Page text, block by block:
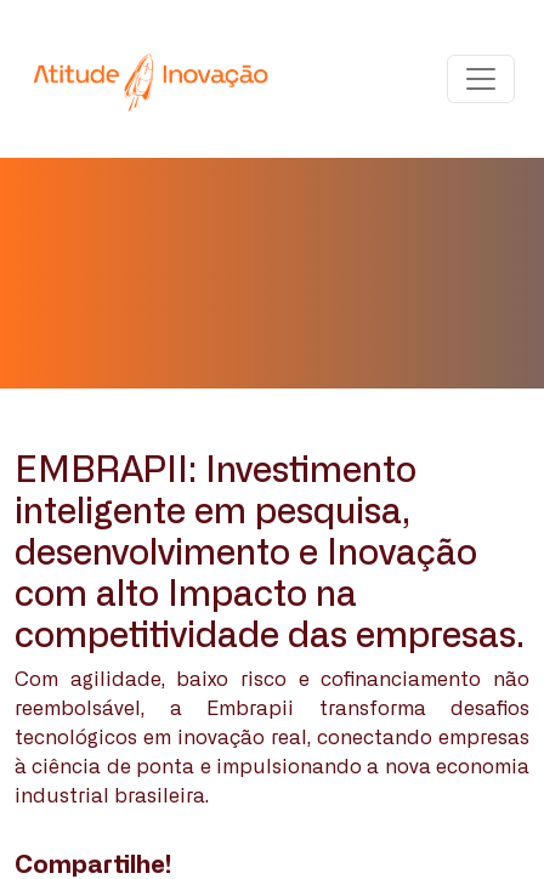
EMBRAPII: Investimento
inteligente em pesquisa,
desenvolvimento e Inovação
com alto Impacto na
competitividade das empresas.
Com agilidade, baixo risco e cofinanciamento não
reembolsável, a Embrapii transforma desafios
tecnológicos em inovação real, conectando empresas
à ciência de ponta e impulsionando a nova economia
industrial brasileira.
Compartilhe!